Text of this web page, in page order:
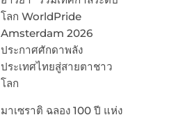
โลก WorldPride
Amsterdam 2026
ประกาศศักดาพลัง
ประเทศไทยสู่สายตาชาว
โลก
มาเซราติ ฉลอง 100 ปี แห่ง